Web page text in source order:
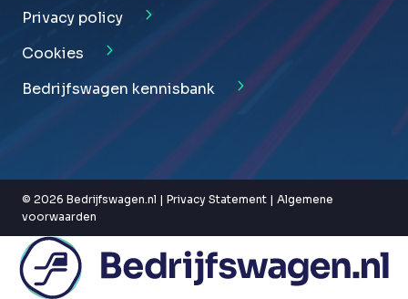
Privacy policy
Cookies
Bedrijfswagen kennisbank
© 2026 Bedrijfswagen.nl | Privacy Statement | Algemene
voorwaarden